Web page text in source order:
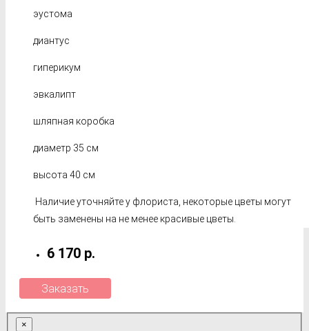
эустома
диантус
гиперикум
эвкалипт
шляпная коробка
диаметр 35 см
высота 40 см
Наличие уточняйте у флориста, некоторые цветы могут
быть заменены на не менее красивые цветы.
6 170 р.
Заказать
×